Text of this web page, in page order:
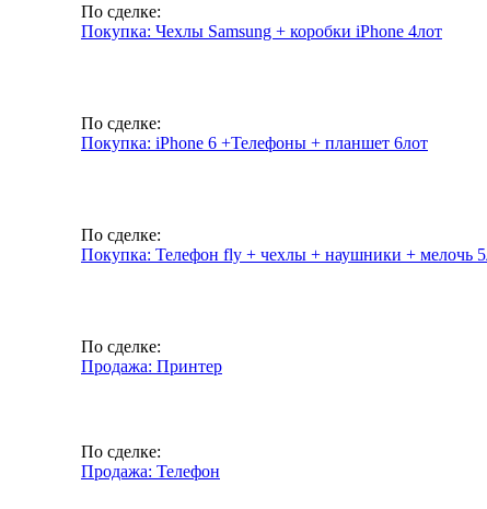
По сделке:
Покупка: Чехлы Samsung + коробки iPhone 4лот
По сделке:
Покупка: iPhone 6 +Телефоны + планшет 6лот
По сделке:
Покупка: Телефон fly + чехлы + наушники + мелочь
По сделке:
Продажа: Принтер
По сделке:
Продажа: Телефон